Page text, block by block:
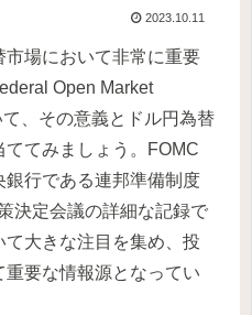
2023.10.11
場において非常に重要
Open Market
、その意義とドル円為替
てみましょう。FOMC
行である連邦準備制度
決定会議の詳細な記録で
大きな注目を集め、投
要な情報源となってい